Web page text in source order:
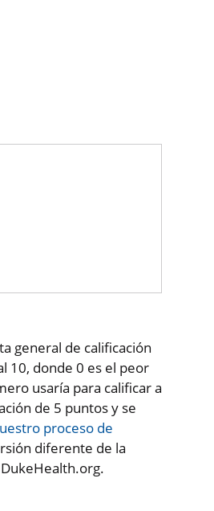
general de calificación
10, donde 0 es el peor
usaría para calificar a
de 5 puntos y se
proceso de
diferente de la